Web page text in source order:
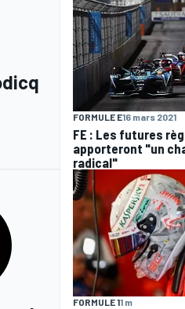
FORMULE E16 mars 2021
FE : Les futures
apporteront "un
radical"
FORMULE 11 m